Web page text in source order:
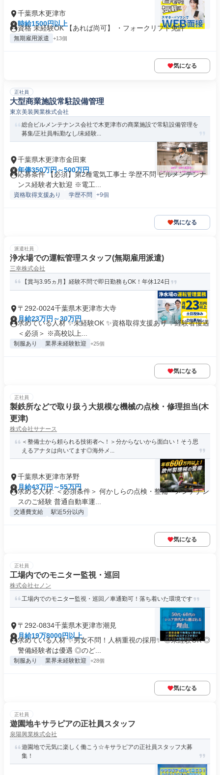
千葉県木更津市
時給1500円以上
資格 未経験OK 【あれば尚可】 ・フォークリフト免許
無期雇用派遣 +13個
気になる
正社員
大型商業施設常駐設備管理
東京美装興業株式会社
総合ビルメンテナンス会社で木更津市の商業施設で常駐設備管理を
募集/正社員/転勤なし/未経験...
千葉県木更津市金田東
年俸350万円～500万円
応募条件 【必須】第2種電気工事士 学歴不問 ビルメンテンナ
ンス経験者大歓迎 ※電工...
資格取得支援あり 学歴不問 +9個
気になる
派遣社員
浄水場での運転管理スタッフ(無期雇用派遣)
三幸株式会社
【賞与3.95ヵ月】経験不問で即日勤務もOK！年休124日
〒292-0024千葉県木更津市大寺
月給23万円～30万円
求めている人材 ✨未経験OK ✨資格取得支援あり ✨経験者優遇
＜必須＞ ※高校以上...
制服あり 業界未経験歓迎 +25個
気になる
正社員
製鉄所などで取り扱う大規模な機械の点検・修理担当(木
更津)
株式会社サナース
＜整備士から頼られる技術者へ！＞分からないから面白い！そう思
えるアナタは向いてます◎海外メ...
千葉県木更津市茅野
月給43万円～55万円
求める人材: ＜必須条件＞ 何かしらの点検・整備・メンテナン
スのご経験 普通自動車運...
交通費支給 駅近5分以内
気になる
正社員
工場内でのモニター監視・巡回
株式会社セノン
工場内でのモニター監視・巡回／車通勤可！落ち着いた環境です
〒292-0834千葉県木更津市潮見
月給19万8000円以上
求めている人材 ✨男女不問！人柄重視の採用✨ ◎未経験OK ◎
警備経験者は優遇 ◎のど...
制服あり 業界未経験歓迎 +28個
気になる
正社員
遊園地キサラピアの正社員スタッフ
泉陽興業株式会社
遊園地で元気に楽しく働こう☆キサラピアの正社員スタッフ大募
集！